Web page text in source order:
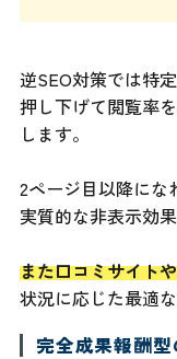
逆SEO対策では特
押し下げて閲覧率
します。
2ページ目以降にな
実質的な非表示効
また口コミサイト
状況に応じた最適
完全成果報酬